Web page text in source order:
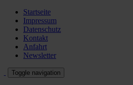
Startseite
Impressum
Datenschutz
Kontakt
Anfahrt
Newsletter
Toggle navigation